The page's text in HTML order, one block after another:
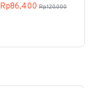
Rp86,400 Rp120,000